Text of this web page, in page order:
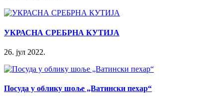
УКРАСНА СРЕБРНА КУТИЈА
26. јул 2022.
Посуда у облику шоље „Ватински пехар“